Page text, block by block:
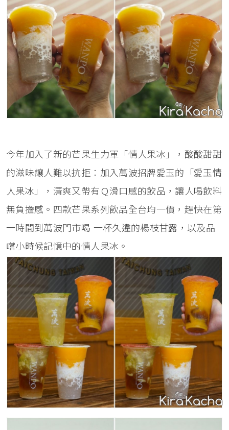
今年加入了新的芒果生力軍「情人果冰」，酸酸甜甜
的滋味讓人難以抗拒：加入萬波招牌愛玉的「愛玉情
人果冰」，清爽又帶有Ｑ滑口感的飲品，讓人喝飲料
無負擔感。四款芒果系列飲品全台均一價，趕快在第
一時間到萬波門市喝 一杯久違的楊枝甘露，以及品
嚐小時候記憶中的情人果冰。